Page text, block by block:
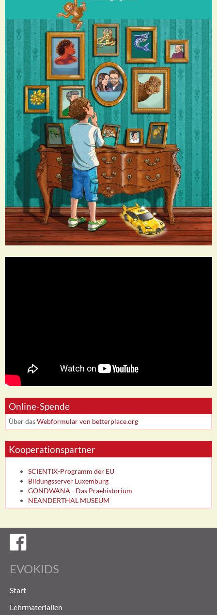
Online-Spende
Über dasWebformular von betterplace.org
Kooperationspartner
SCIENTIX-Programm der EU
Bildungsserver Luxemburg
GONDWANA - Das Praehistorium
NEANDERTHAL MUSEUM
EVOKIDS
Start
Lehrmaterialien